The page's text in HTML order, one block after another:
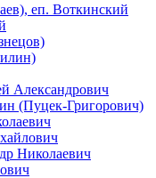
еп. Воткинский
Александрович
(Пуцек-Григорович)
Николаевич